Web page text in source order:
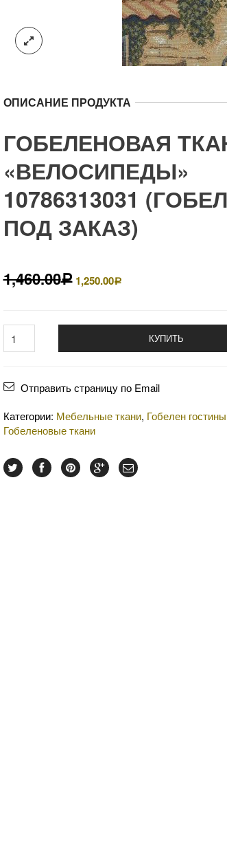
ОПИСАНИЕ ПРОДУКТА
ГОБЕЛЕНОВАЯ
«ВЕЛОСИПЕДЫ»
10786313031
ПОД ЗАКАЗ)
1,460.00Р 1,250.00Р
КУПИТЬ
Отправить страницу по Email
Категории: Мебельные ткани, Гобелен
Гобеленовые ткани